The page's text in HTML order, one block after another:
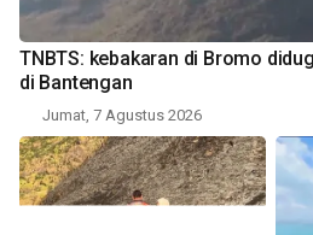
TNBTS: kebakaran di Bromo
di Bantengan
Jumat, 7 Agustus 2026